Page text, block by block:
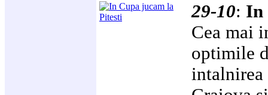
29-10: In
Cea mai
optimile
intalnirea